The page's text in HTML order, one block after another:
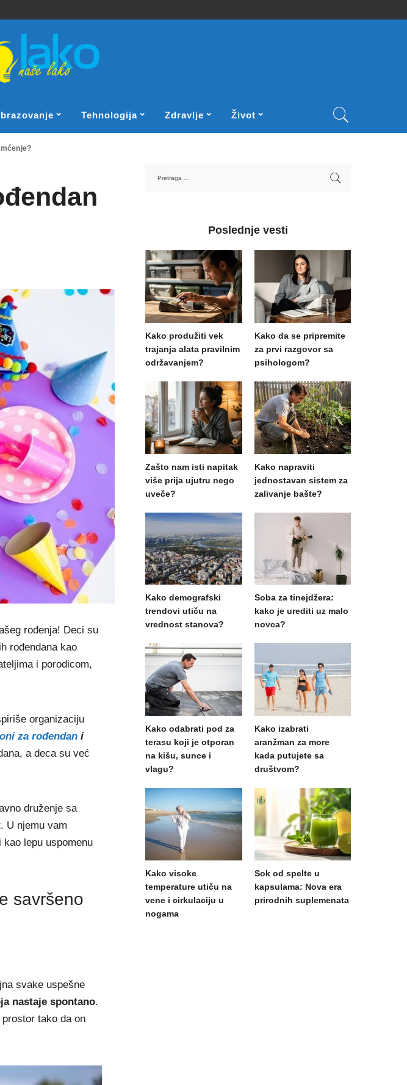
Tehnologija Zdravlje Život
rođenja! Deci su
rođendana kao
i porodicom,
organizaciju
za rođendan i
a deca su već
druženje sa
U njemu vam
lepu uspomenu
savršeno
svake uspešne
nastaje spontano.
tako da on
Poslednje vesti
Kako produžiti vek
trajanja alata pravilnim
održavanjem?
Kako da se pripremite
za prvi razgovor sa
psihologom?
Zašto nam isti napitak
više prija ujutru nego
uveče?
Kako napraviti
jednostavan sistem za
zalivanje bašte?
Kako demografski
trendovi utiču na
vrednost stanova?
Soba za tinejdžera:
kako je urediti uz malo
novca?
Kako odabrati pod za
terasu koji je otporan
na kišu, sunce i
vlagu?
Kako izabrati
aranžman za more
kada putujete sa
društvom?
Kako visoke
temperature utiču na
vene i cirkulaciju u
nogama
Sok od spelte u
kapsulama: Nova era
prirodnih suplemenata